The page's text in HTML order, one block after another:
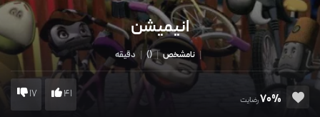
انیمیشن
| نامشخص |
()
| دقیقه
70%رضایت 41
17